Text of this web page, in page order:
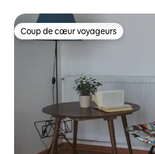
Coup de cœur voyageurs
Coup de cœur voyageurs